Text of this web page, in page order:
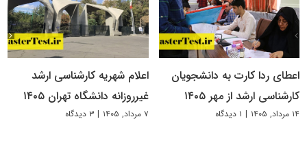
اعطای ردا کارت به دانشجویان
کارشناسی ارشد از مهر ۱۴۰۵
۱۴ مرداد, ۱۴۰۵ | ۱ دیدگاه
اعلام شهریه کارشناسی ارشد
غیرروزانه دانشگاه تهران ۱۴۰۵
۷ مرداد, ۱۴۰۵ | ۳ دیدگاه